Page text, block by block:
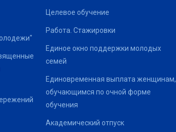
Целевое обучение
Работа. Стажировки
Единое окно поддержки молодых
семей
Единовременная выплата женщинам,
обучающимся по очной форме
обучения
Академический отпуск